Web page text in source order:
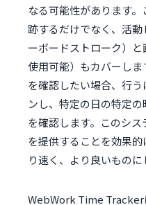
なる可能性があります
跡するだけでなく、活
ーボードストローク）
使用可能）もカバーし
を確認したい場合、行
ンし、特定の日の特定
を確認します。このシ
を提供することを効果
り速く、より良いものに
WebWork Time Tracker